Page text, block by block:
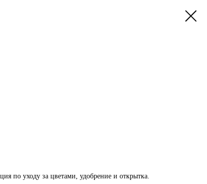
по уходу за цветами, удобрение и открытка.